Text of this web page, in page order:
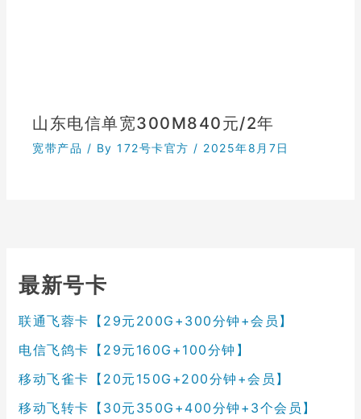
山东电信单宽300M840元/2年
宽带产品 / By172号卡官方 / 2025年8月7日
最新号卡
联通飞蓉卡【29元200G+300分钟+会员】
电信飞鸽卡【29元160G+100分钟】
移动飞雀卡【20元150G+200分钟+会员】
移动飞转卡【30元350G+400分钟+3个会员】